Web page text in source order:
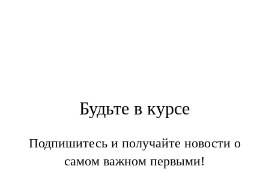
Будьте в курсе
Подпишитесь и получайте новости о
самом важном первыми!